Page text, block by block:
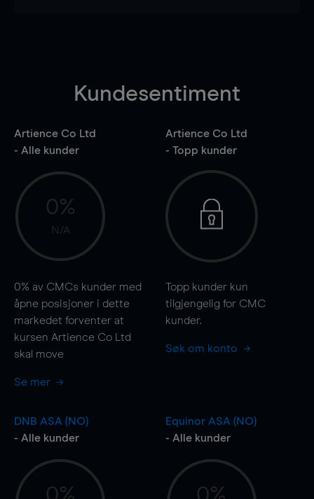
Kundesentiment
Artience Co Ltd
- Alle kunder
0%
N/A
0% av CMCs kunder med
åpne posisjoner i dette
markedet forventer at
kursen Artience Co Ltd
skal move
Se mer
Artience Co Ltd
- Topp kunder
Topp kunder kun
tilgjengelig for CMC
kunder.
Søk om konto
DNB ASA (NO)
- Alle kunder
Equinor ASA (NO)
- Alle kunder